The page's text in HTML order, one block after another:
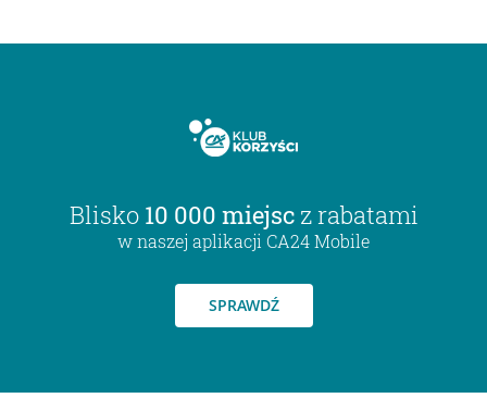
Blisko 10 000 miejsc z rabatami
w naszej aplikacji CA24 Mobile
SPRAWDŹ